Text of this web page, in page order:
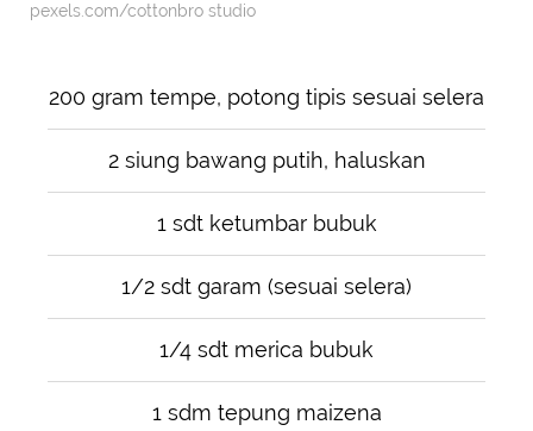
pexels.com/cottonbro studio
200 gram tempe, potong tipis sesuai selera
2 siung bawang putih, haluskan
1 sdt ketumbar bubuk
1/2 sdt garam (sesuai selera)
1/4 sdt merica bubuk
1 sdm tepung maizena